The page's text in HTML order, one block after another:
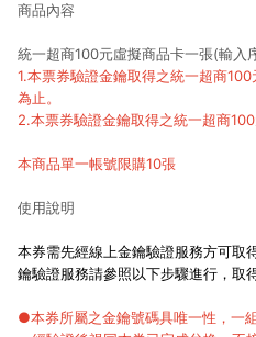
商品內容
統一超商100元虛擬商品卡一張(輸入
1.本票券驗證金鑰取得之統一超商
為止。
2.本票券驗證金鑰取得之統一超商
本商品單一帳號限購10張
使用說明
本券需先經線上金鑰驗證服務方可取
鑰驗證服務請參照以下步驟進行，取
●本券所屬之金鑰號碼具唯一性，一